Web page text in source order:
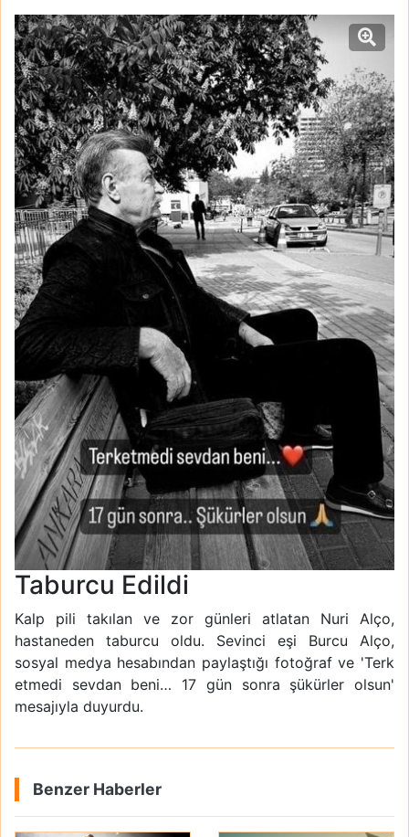
Taburcu Edildi
Kalp pili takılan ve zor günleri atlatan Nuri Alço,
hastaneden taburcu oldu. Sevinci eşi Burcu Alço,
sosyal medya hesabından paylaştığı fotoğraf ve 'Terk
etmedi sevdan beni… 17 gün sonra şükürler olsun'
mesajıyla duyurdu.
Benzer Haberler